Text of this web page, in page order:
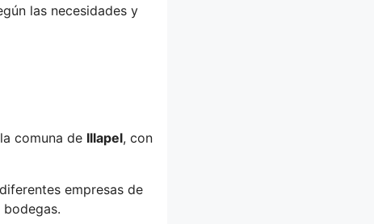
las necesidades y
comuna de Illapel, con
empresas de